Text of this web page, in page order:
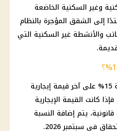
وغير السكنية الخاضعة
إلى الشقق المؤجرة بالنظام
والأنشطة غير السكنية التي
تُحسب الزيادة السنوية بنسبة 15% على آخر قيمة إيجارية
كانت القيمة الإيجارية
يتم إضافة النسبة
في سبتمبر 2026.